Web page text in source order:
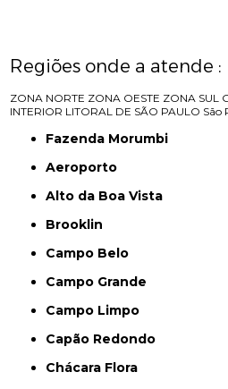
Regiões onde a atende :
ZONA NORTE ZONA OESTE ZONA SUL
INTERIOR LITORAL DE SÃO PAULO São
Fazenda Morumbi
Aeroporto
Alto da Boa Vista
Brooklin
Campo Belo
Campo Grande
Campo Limpo
Capão Redondo
Chácara Flora